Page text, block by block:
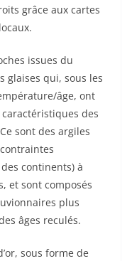
grâce aux cartes
issues du
glaises qui, sous les
âge, ont
des
sont des argiles
continents) à
et sont composés
plus
âges reculés.
sous forme de